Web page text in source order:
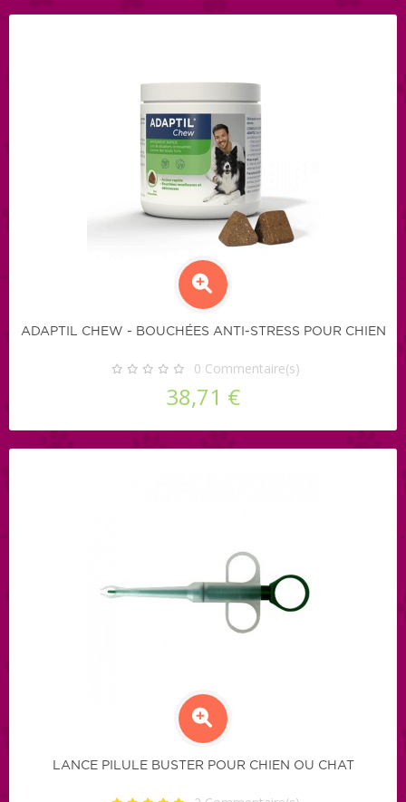
ADAPTIL CHEW - BOUCHÉES ANTI-STRESS POUR CHIEN
0 Commentaire(s)
38,71 €
LANCE PILULE BUSTER POUR CHIEN OU CHAT